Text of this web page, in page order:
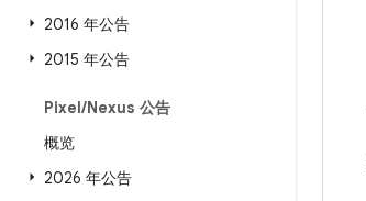
2016 年公告
2015 年公告
Pixel/Nexus 公告
概览
2026 年公告